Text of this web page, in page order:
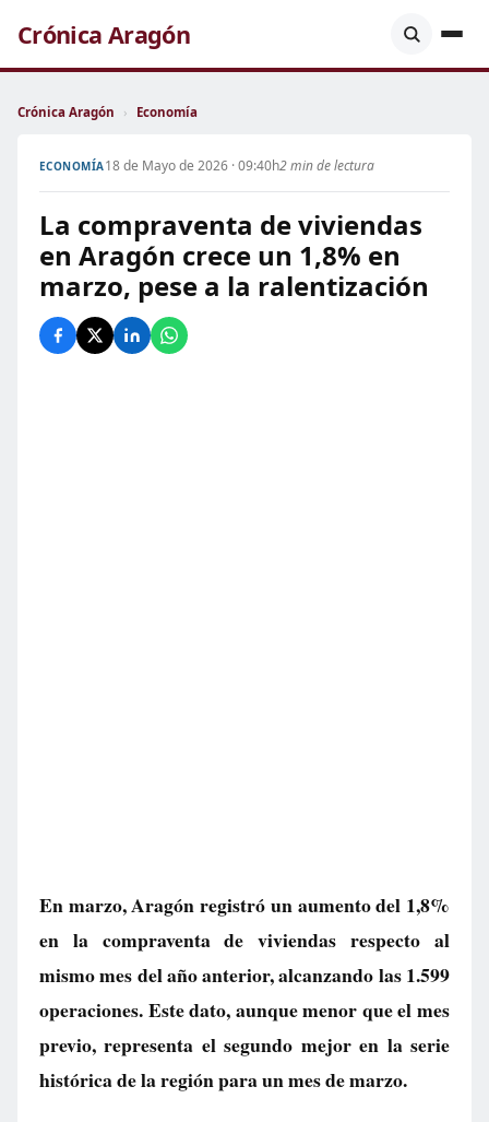
Crónica Aragón
Crónica Aragón › Economía
ECONOMÍA18 de Mayo de 2026 · 09:40h2 min de lectura
La compraventa de viviendas
en Aragón crece un 1,8% en
marzo, pese a la ralentización
En marzo, Aragón registró un aumento del 1,8%
en la compraventa de viviendas respecto al
mismo mes del año anterior, alcanzando las 1.599
operaciones. Este dato, aunque menor que el mes
previo, representa el segundo mejor en la serie
histórica de la región para un mes de marzo.